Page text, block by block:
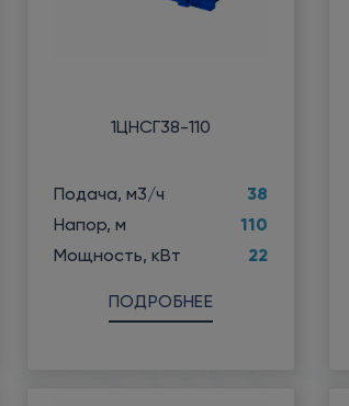
1ЦНСГ38-110
Подача, м3/ч
38
Напор, м
110
Мощность, кВт
22
ПОДРОБНЕЕ